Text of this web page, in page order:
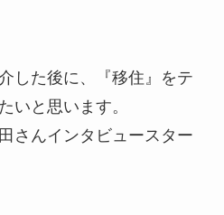
した後に、『移住』をテ
いと思います。
さんインタビュースター